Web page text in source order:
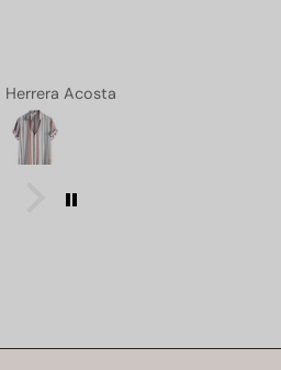
Herrera Acosta